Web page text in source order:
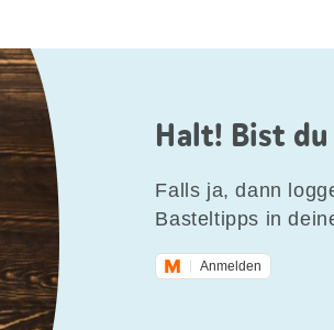
Halt! Bist
Falls ja, dann
Basteltipps in
Anmelden